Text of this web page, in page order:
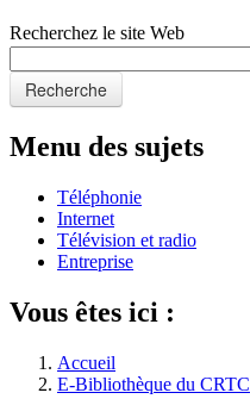
Recherchez le site Web
Recherche
Menu des sujets
Téléphonie
Internet
Télévision et radio
Entreprise
Vous êtes ici :
Accueil
E-Bibliothèque du CRTC